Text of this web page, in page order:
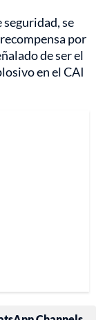
seguridad, se
por
de ser el
en el CAI